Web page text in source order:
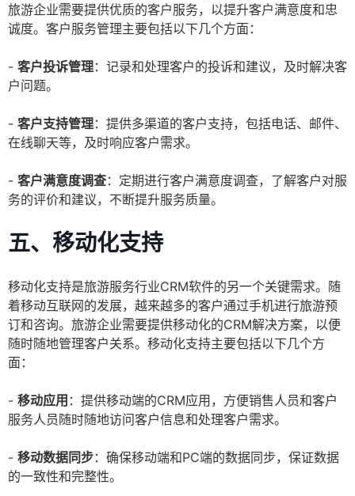
旅游企业需要提供优质的客户服务，以提升客户满意度和忠
诚度。客户服务管理主要包括以下几个方面：
- 客户投诉管理：记录和处理客户的投诉和建议，及时解决客
户问题。
- 客户支持管理：提供多渠道的客户支持，包括电话、邮件、
在线聊天等，及时响应客户需求。
- 客户满意度调查：定期进行客户满意度调查，了解客户对服
务的评价和建议，不断提升服务质量。
五、移动化支持
移动化支持是旅游服务行业CRM软件的另一个关键需求。随
着移动互联网的发展，越来越多的客户通过手机进行旅游预
订和咨询。旅游企业需要提供移动化的CRM解决方案，以便
随时随地管理客户关系。移动化支持主要包括以下几个方
面：
- 移动应用 ：提供移动端的CRM应用，方便销售人员和客户
服务人员随时随地访问客户信息和处理客户需求。
- 移动数据同步：确保移动端和PC端的数据同步，保证数据
的一致性和完整性。